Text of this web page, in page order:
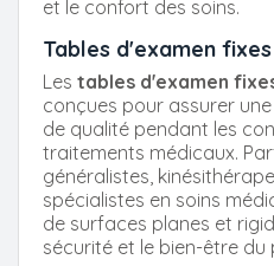
et le confort des soins.
Tables d'examen fixes
Les tables d'examen
conçues pour assurer
de qualité pendant les
traitements médicaux.
généralistes,
spécialistes en soins
de surfaces planes et
sécurité et le bien-être du